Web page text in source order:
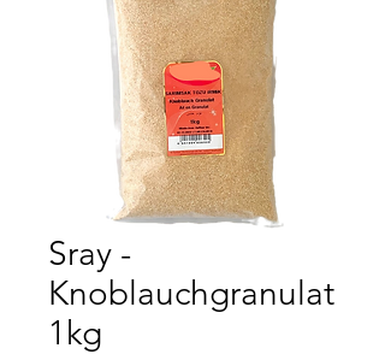
Sray -
Knoblauchgranulat
1kg